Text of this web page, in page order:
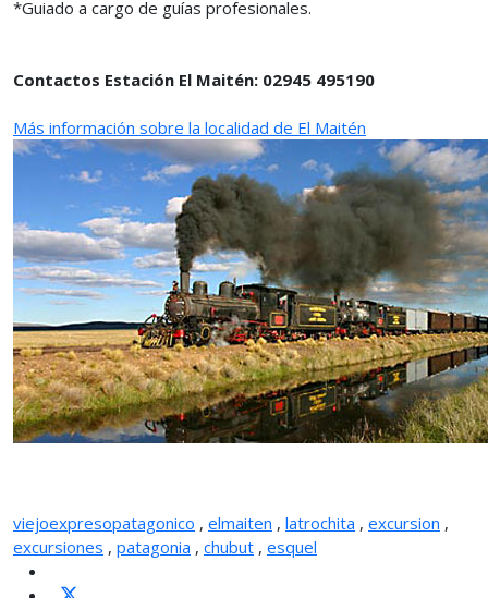
*Guiado a cargo de guías profesionales.
Contactos Estación El Maitén: 02945 495190
Más información sobre la localidad de El Maitén
viejoexpresopatagonico , elmaiten , latrochita , excursion ,
excursiones , patagonia , chubut , esquel